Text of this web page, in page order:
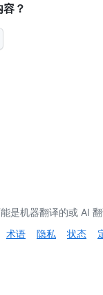
？
是机器翻译的或 AI 翻
术语 隐私 状态